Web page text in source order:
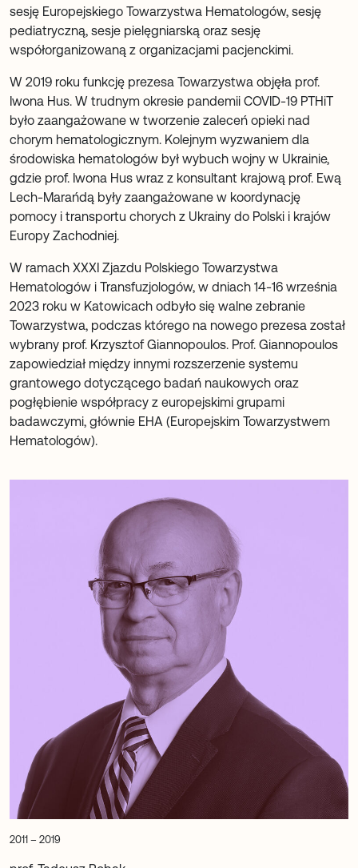
sesję Europejskiego Towarzystwa Hematologów, sesję
pediatryczną, sesje pielęgniarską oraz sesję
współorganizowaną z organizacjami pacjenckimi.
W 2019 roku funkcję prezesa Towarzystwa objęła prof.
Iwona Hus. W trudnym okresie pandemii COVID-19 PTHiT
było zaangażowane w tworzenie zaleceń opieki nad
chorym hematologicznym. Kolejnym wyzwaniem dla
środowiska hematologów był wybuch wojny w Ukrainie,
gdzie prof. Iwona Hus wraz z konsultant krajową prof. Ewą
Lech-Marańdą były zaangażowane w koordynację
pomocy i transportu chorych z Ukrainy do Polski i krajów
Europy Zachodniej.
W ramach XXXI Zjazdu Polskiego Towarzystwa
Hematologów i Transfuzjologów, w dniach 14-16 września
2023 roku w Katowicach odbyło się walne zebranie
Towarzystwa, podczas którego na nowego prezesa został
wybrany prof. Krzysztof Giannopoulos. Prof. Giannopoulos
zapowiedział między innymi rozszerzenie systemu
grantowego dotyczącego badań naukowych oraz
pogłębienie współpracy z europejskimi grupami
badawczymi, głównie EHA (Europejskim Towarzystwem
Hematologów).
2011 – 2019